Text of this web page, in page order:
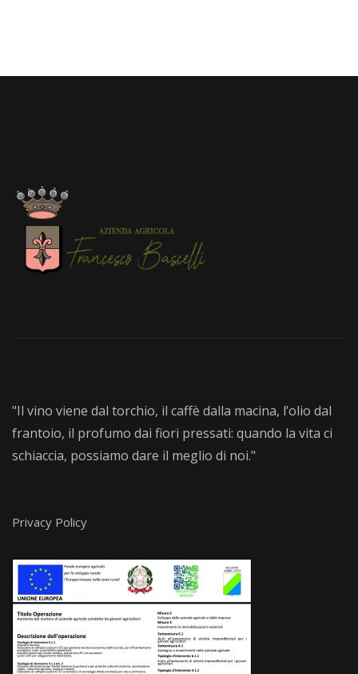
"Il vino viene dal torchio, il caffè dalla macina, l’olio dal
frantoio, il profumo dai fiori pressati: quando la vita ci
schiaccia, possiamo dare il meglio di noi."
Privacy Policy